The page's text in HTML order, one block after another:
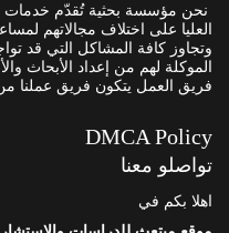
نحن مؤسسة بحثية تُقدّم خدمات
العليا على اختلاف مجالاتهم
وتجاوز كافة المشاكل التي قد
الموكلة لهم من إعداد الأبحاث
فريق العمل يتكون فريق عملنا من
DMCA Policy
تواصلو معنا
اهلا بكم في